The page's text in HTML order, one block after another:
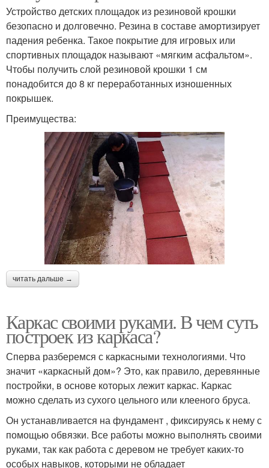
Устройство детских площадок из резиновой крошки
безопасно и долговечно. Резина в составе амортизирует
падения ребенка. Такое покрытие для игровых или
спортивных площадок называют «мягким асфальтом».
Чтобы получить слой резиновой крошки 1 см
понадобится до 8 кг переработанных изношенных
покрышек.
Преимущества:
читать дальше →
Каркас своими руками. В чем суть
построек из каркаса?
Сперва разберемся с каркасными технологиями. Что
значит «каркасный дом»? Это, как правило, деревянные
постройки, в основе которых лежит каркас. Каркас
можно сделать из сухого цельного или клееного бруса.
Он устанавливается на фундамент , фиксируясь к нему с
помощью обвязки. Все работы можно выполнять своими
руками, так как работа с деревом не требует каких-то
особых навыков, которыми не обладает